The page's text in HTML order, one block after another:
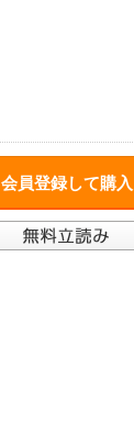
会員登録して購入